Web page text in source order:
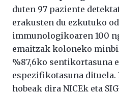
duten 97 paziente
erakusten du ezkutuko
immunologikoaren 100
emaitzak koloneko
%87,6ko sentikortasuna
espezifikotasuna
hobeak dira NICEk eta